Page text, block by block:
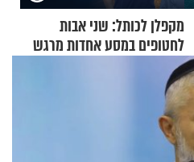
מקפלן לכותל: שני אבות
לחטופים במסע אחדות מרגש